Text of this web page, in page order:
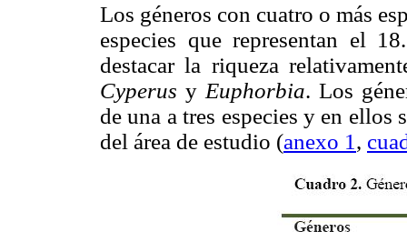
Los géneros con cuatro o más
especies que representan el
destacar la riqueza
Cyperus y Euphorbia. Los
de una a tres especies y en ellos
del área de estudio (anexo 1 ,